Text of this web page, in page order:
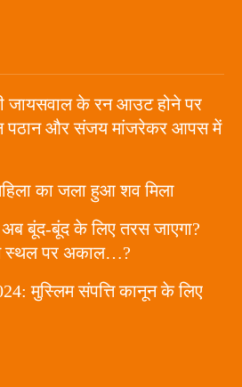
जायसवाल के रन आउट होने पर
पठान और संजय मांजरेकर आपस में
का जला हुआ शव मिला
बूंद-बूंद के लिए तरस जाएगा?
स्थल पर अकाल…?
मुस्लिम संपत्ति कानून के लिए